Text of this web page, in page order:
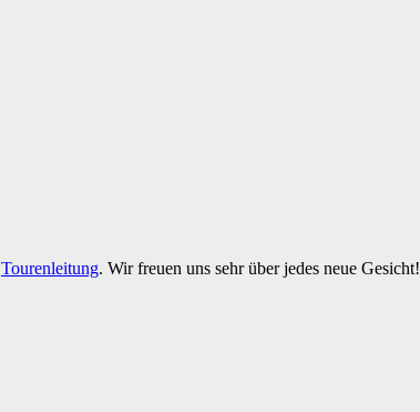
Tourenleitung. Wir freuen uns sehr über jedes neue Gesicht!